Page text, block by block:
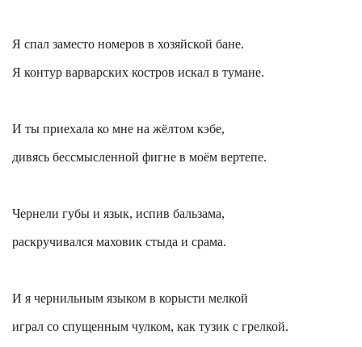
Я спал заместо номеров в хозяйской бане.
Я контур варварских костров искал в тумане.
И ты приехала ко мне на жёлтом кэбе,
дивясь бессмысленной фигне в моём вертепе.
Чернели губы и язык, испив бальзама,
раскручивался маховик стыда и срама.
И я чернильным языком в корысти мелкой
играл со спущенным чулком, как тузик с грелкой.